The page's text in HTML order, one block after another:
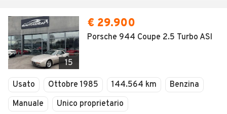
15
€ 29.900
Porsche 944 Coupe 2.5 Turbo ASI
Usato Ottobre 1985 144.564 km
Benzina
Manuale
Unico proprietario